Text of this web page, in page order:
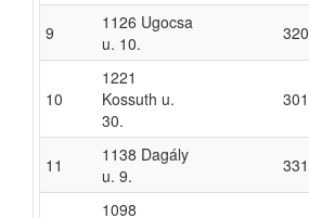
9
1126 Ugocsa
u. 10.
320
10
1221
Kossuth u.
30.
11
1138 Dagály
u. 9.
331
1098